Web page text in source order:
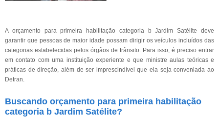
A orçamento para primeira habilitação categoria b Jardim Satélite deve
garantir que pessoas de maior idade possam dirigir os veículos incluídos das
categorias estabelecidas pelos órgãos de trânsito. Para isso, é preciso entrar
em contato com uma instituição experiente e que ministre aulas teóricas e
práticas de direção, além de ser imprescindível que ela seja conveniada ao
Detran.
Buscando orçamento para primeira habilitação
categoria b Jardim Satélite?